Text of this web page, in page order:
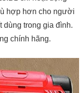
hợp hơn cho người
dùng trong gia đình.
chính hãng.